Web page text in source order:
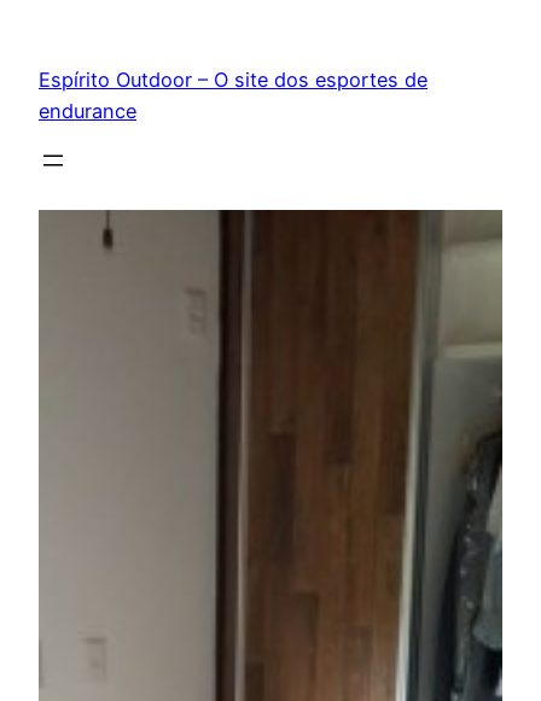
conteúdo
Espírito Outdoor – O site dos esportes de
endurance